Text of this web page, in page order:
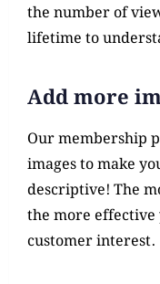
the number of
lifetime to
Add more
Our membership
images to make
descriptive! The
the more effective
customer interest.